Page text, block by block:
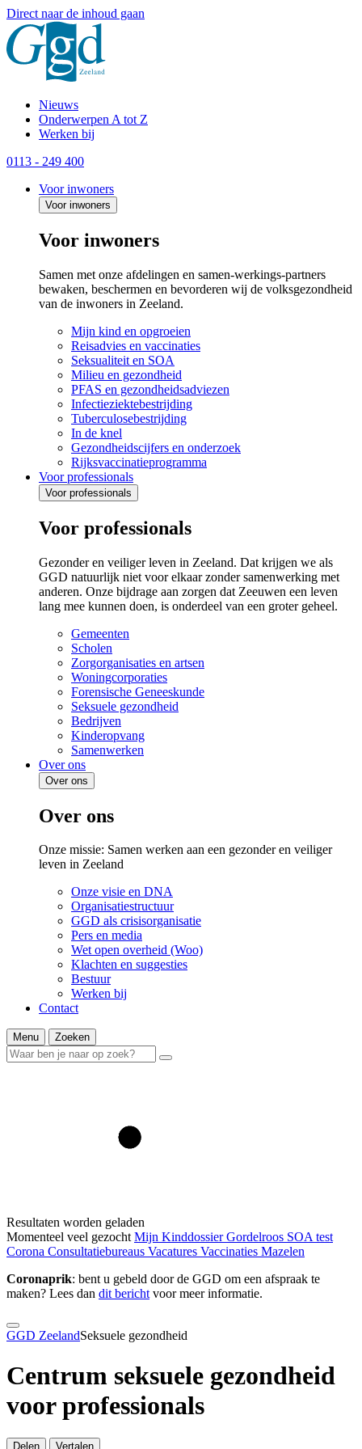
Direct naar de inhoud gaan
Nieuws
Onderwerpen A tot Z
Werken bij
0113 - 249 400
Voor inwoners
Voor inwoners
Voor inwoners
Samen met onze afdelingen en samen-werkings-partners
bewaken, beschermen en bevorderen wij de volksgezondheid
van de inwoners in Zeeland.
Mijn kind en opgroeien
Reisadvies en vaccinaties
Seksualiteit en SOA
Milieu en gezondheid
PFAS en gezondheidsadviezen
Infectieziektebestrijding
Tuberculosebestrijding
In de knel
Gezondheidscijfers en onderzoek
Rijksvaccinatieprogramma
Voor professionals
Voor professionals
Voor professionals
Gezonder en veiliger leven in Zeeland. Dat krijgen we als
GGD natuurlijk niet voor elkaar zonder samenwerking met
anderen. Onze bijdrage aan zorgen dat Zeeuwen een leven
lang mee kunnen doen, is onderdeel van een groter geheel.
Gemeenten
Scholen
Zorgorganisaties en artsen
Woningcorporaties
Forensische Geneeskunde
Seksuele gezondheid
Bedrijven
Kinderopvang
Samenwerken
Over ons
Over ons
Over ons
Onze missie: Samen werken aan een gezonder en veiliger
leven in Zeeland
Onze visie en DNA
Organisatiestructuur
GGD als crisisorganisatie
Pers en media
Wet open overheid (Woo)
Klachten en suggesties
Bestuur
Werken bij
Contact
Menu Zoeken
Resultaten worden geladen
Momenteel veel gezocht Mijn KinddossierGordelroos SOA test
Corona Consultatiebureaus Vacatures Vaccinaties Mazelen
Coronaprik: bent u gebeld door de GGD om een afspraak te
maken? Lees dan dit berichtvoor meer informatie.
GGD ZeelandSeksuele gezondheid
Centrum seksuele gezondheid
voor professionals
Delen Vertalen